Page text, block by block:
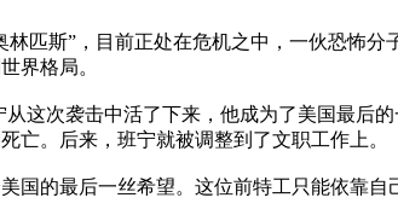
斯”，目前正处在危机之中，一伙恐怖分
界格局。
次袭击中活了下来，他成为了美国最后
亡。后来，班宁就被调整到了文职工作上。
的最后一丝希望。这位前特工只能依靠